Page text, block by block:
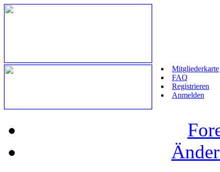
Mitgliederkarte
FAQ
Registrieren
Anmelden